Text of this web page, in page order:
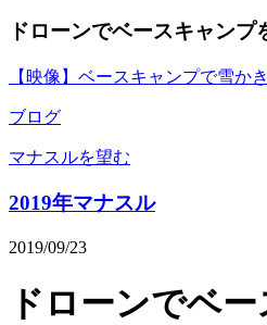
ドローンでベースキャンプ
【映像】ベースキャンプで雪かき
ブログ
マナスルを望む
2019年マナスル
2019/09/23
ドローンでベ